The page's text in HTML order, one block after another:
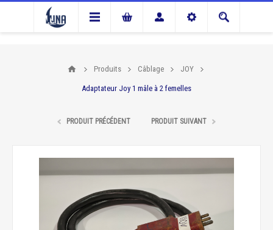
Produits Câblage JOY
Adaptateur Joy 1 mâle à 2 femelles
PRODUIT PRÉCÉDENT PRODUIT SUIVANT